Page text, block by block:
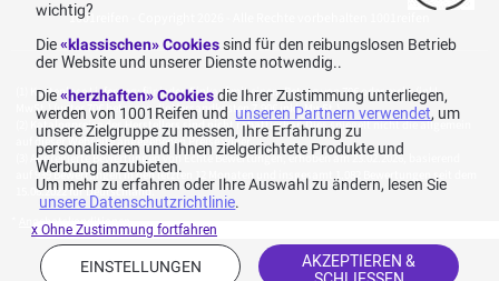
1001reifen - Copyright 2026 - Alle Rechte vorbehalten 1001reifen
Kostenlose Lieferung: für jeden Einkauf mit einem Betrag von 70€ oder mehr (inkl.
MwSt.) (unter 70€ betragen die Versandkosten 7,90€ inkl. MwSt.).
Katalogpreise des Herstellers sind nicht rabattierbar. Dies spiegelt nicht die allgemein
auf dieser Webseite angegebenen Preise wider.
Aggregierte Bewertungen von Echte Bewertungen, erhoben am 23.02.2026, basierend
auf 939 Bewertungen in den letzten 12 Monaten und insgesamt 1.082 Bewertungen seit dem
15.06.2022 für Deutschland.
Angebotskonditionen
wichtig?
Die«klassischen» Cookiessind für den reibungslosen Betrieb
der Website und unserer Dienste notwendig..
Die«herzhaften» Cookies die Ihrer Zustimmung unterliegen,
werden von 1001Reifen und unseren Partnern verwendet, um
unsere Zielgruppe zu messen, Ihre Erfahrung zu
personalisieren und Ihnen zielgerichtete Produkte und
Werbung anzubieten.
Um mehr zu erfahren oder Ihre Auswahl zu ändern, lesen Sie
unsere Datenschutzrichtlinie.
AKZEPTIEREN &
EINSTELLUNGEN
x Ohne Zustimmung fortfahren